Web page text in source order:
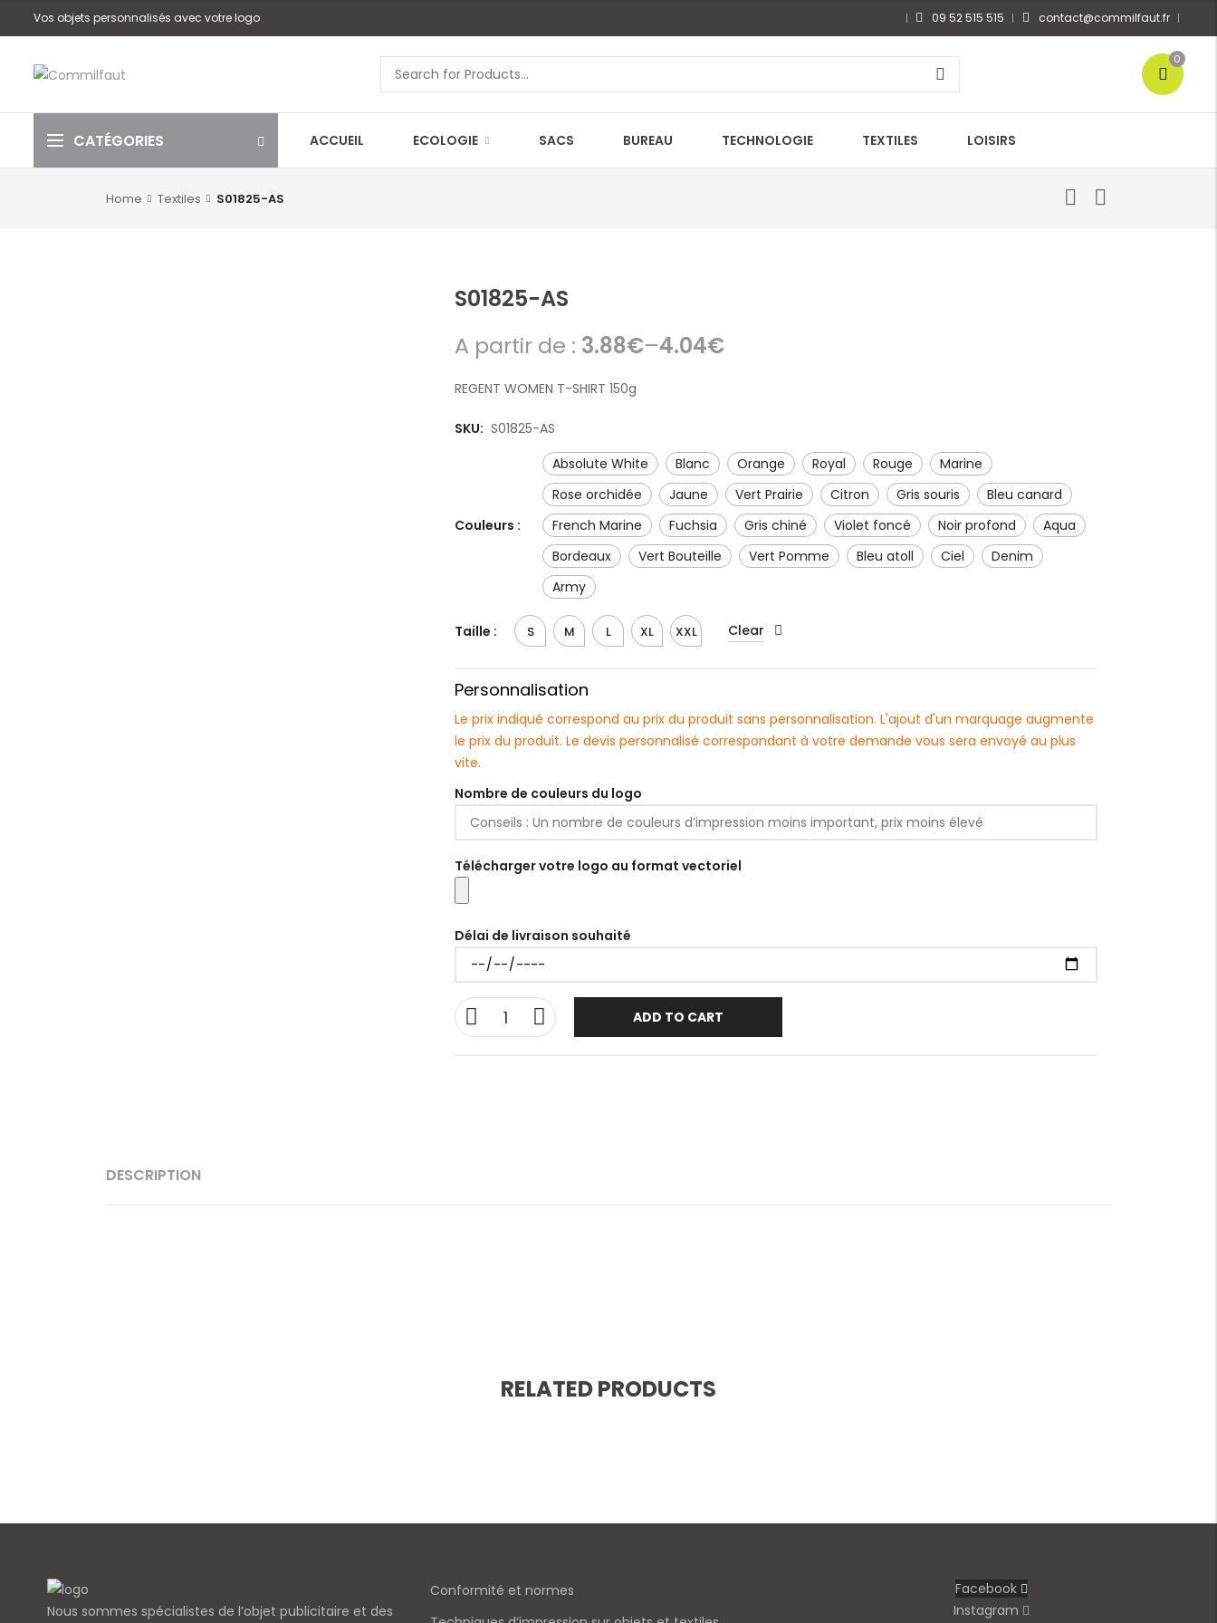
Vos objets personnalisés avec votre logo 09 52 515 515 contact@commilfaut.fr
0
CATÉGORIES ACCUEIL ECOLOGIE SACS BUREAU TECHNOLOGIE TEXTILES LOISIRS
Home Textiles S01825-AS
S01825-AS
A partir de : 3.88€–4.04€
REGENT WOMEN T-SHIRT 150g
SKU: S01825-AS
Couleurs :
Absolute White Blanc Orange Royal Rouge
Marine
rose orchidée
Jaune Vert Prairie citron gris souris
bleu canard
French Marine
Fuchsia gris chiné violet foncé noir profond
Aqua
Bordeaux
Vert Bouteille Vert Pomme bleu atoll Ciel
denim
army
Taille : S M L XL XXL Clear
Personnalisation
Le prix indiqué correspond au prix du produit sans personnalisation. L'ajout d'un marquage augmente
le prix du produit. Le devis personnalisé correspondant à votre demande vous sera envoyé au plus
vite.
Nombre de couleurs du logo
Télécharger votre logo au format vectoriel
Délai de livraison souhaité
ADD TO CART
DESCRIPTION
RELATED PRODUCTS
Nous sommes spécialistes de l’objet publicitaire et des
Conformité et normes
Facebook
Instagram